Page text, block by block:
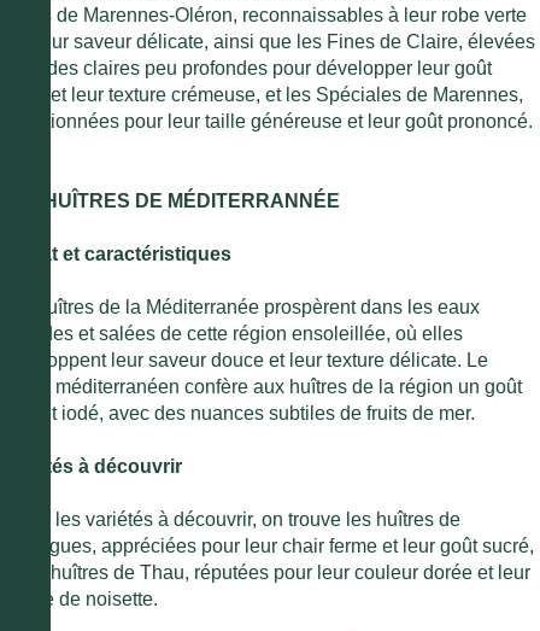
vertes de Marennes-Oléron, reconnaissables à leur robe verte
et à leur saveur délicate, ainsi que les Fines de Claire, élevées
dans des claires peu profondes pour développer leur goût
subtil et leur texture crémeuse, et les Spéciales de Marennes,
sélectionnées pour leur taille généreuse et leur goût prononcé.
LES HUÎTRES DE MÉDITERRANNÉE
Climat et caractéristiques
Les huîtres de la Méditerranée prospèrent dans les eaux
chaudes et salées de cette région ensoleillée, où elles
développent leur saveur douce et leur texture délicate. Le
climat méditerranéen confère aux huîtres de la région un goût
frais et iodé, avec des nuances subtiles de fruits de mer.
Variétés à découvrir
Parmi les variétés à découvrir, on trouve les huîtres de
Bouzigues, appréciées pour leur chair ferme et leur goût sucré,
et les huîtres de Thau, réputées pour leur couleur dorée et leur
arôme de noisette.